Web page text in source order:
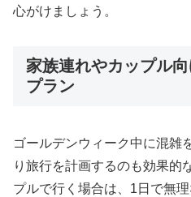
心がけましょう。
家族連れやカップル
プラン
ゴールデンウィーク中に混雑
り旅行を計画するのも効果的
プルで行く場合は、1日で無